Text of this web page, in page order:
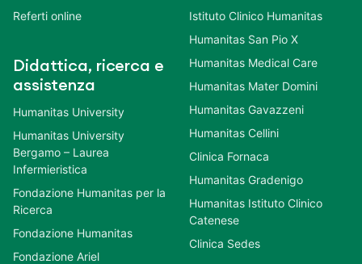
Referti online
Didattica, ricerca e
assistenza
Humanitas University
Humanitas University
Bergamo – Laurea
Infermieristica
Fondazione Humanitas per la
Ricerca
Fondazione Humanitas
Fondazione Ariel
Istituto Clinico Humanitas
Humanitas San Pio X
Humanitas Medical Care
Humanitas Mater Domini
Humanitas Gavazzeni
Humanitas Cellini
Clinica Fornaca
Humanitas Gradenigo
Humanitas Istituto Clinico
Catenese
Clinica Sedes